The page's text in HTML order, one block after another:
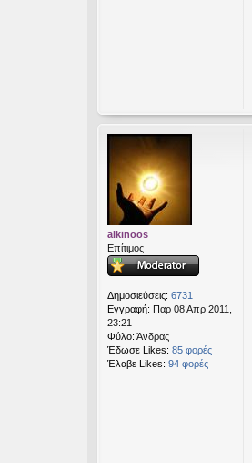
alkinoos
Επίτιμος
Δημοσιεύσεις: 6731
Εγγραφή: Παρ 08 Απρ 2011,
23:21
Φύλο: Άνδρας
Έδωσε Likes: 85 φορές
Έλαβε Likes: 94 φορές